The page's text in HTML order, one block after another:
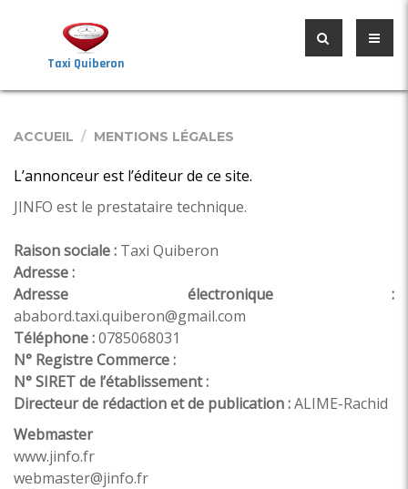
Taxi Quiberon
ACCUEIL MENTIONS LÉGALES
L’annonceur est l’éditeur de ce site.
JINFO est le prestataire technique.
Raison sociale : Taxi Quiberon
Adresse :
Adresse électronique :
ababord.taxi.quiberon@gmail.com
Téléphone :0785068031
N° Registre Commerce :
N° SIRET de l’établissement :
Directeur de rédaction et de publication :ALIME-Rachid
Webmaster
www.jinfo.fr
webmaster@jinfo.fr